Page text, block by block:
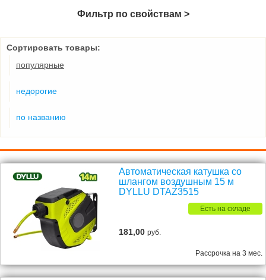
Фильтр по свойствам >
Сортировать товары:
популярные
недорогие
по названию
Автоматическая катушка со
шлангом воздушным 15 м
DYLLU DTAZ3515
Есть на складе
181,00руб.
Рассрочка на 3 мес.